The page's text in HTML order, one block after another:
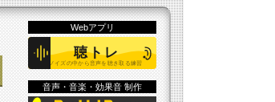
Webアプリ
音声・音楽・効果音 制作